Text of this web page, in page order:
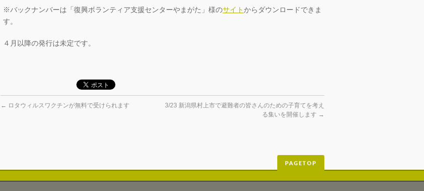
※バックナンバーは「復興ボランティア支援センターやまがた」様のサイトからダウンロードできま
す。
４月以降の発行は未定です。
← ロタウィルスワクチンが無料で受けられます
3/23 新潟県村上市で避難者の皆さんのための子育てを考え
る集いを開催します →
PAGETOP